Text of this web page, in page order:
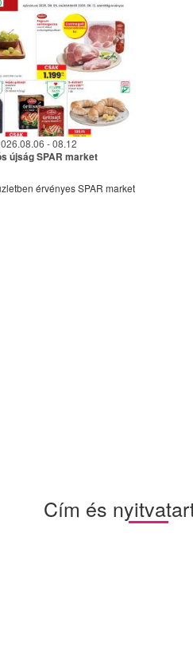
- 08.12
újság SPAR market
érvényes SPAR market
Cím és